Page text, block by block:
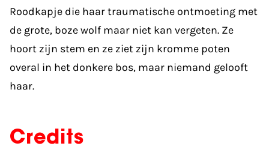
Roodkapje die haar traumatische ontmoeting met
de grote, boze wolf maar niet kan vergeten. Ze
hoort zijn stem en ze ziet zijn kromme poten
overal in het donkere bos, maar niemand gelooft
haar.
Credits